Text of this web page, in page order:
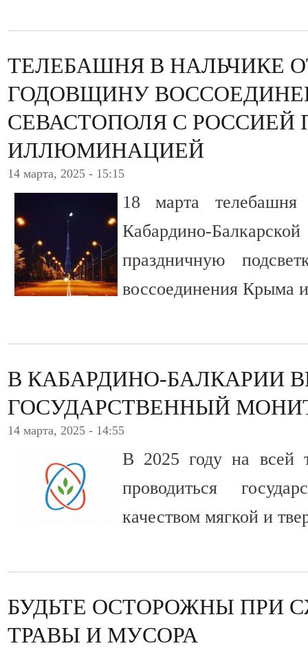
ТЕЛЕБАШНЯ В НАЛЬЧИКЕ
ГОДОВЩИНУ
СЕВАСТОПОЛЯ С РОССИЕЙ
ИЛЛЮМИНАЦИЕЙ
14 марта, 2025 - 15:15
18 марта
Кабардино-
праздничную
воссоединения Крыма
В КАБАРДИНО-БАЛКАРИИ
ГОСУДАРСТВЕННЫЙ
14 марта, 2025 - 14:55
В 2025 году на всей
проводиться
качеством мягкой и
БУДЬТЕ ОСТОРОЖНЫ ПРИ
ТРАВЫ И МУСОРА